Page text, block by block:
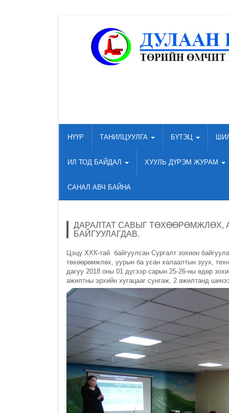
НҮҮР ТАНИЛЦУУЛГА БҮТЭЦ
ИЛ ТОД БАЙДАЛ ХУУЛЬ ДҮРЭМ ЖУРАМ
САНАЛ АВЧ БАЙНА
ДАРАЛТАТ САВЫГ ТӨХӨӨРӨМЖЛӨХ,
БАЙГУУЛАГДАВ.
Цэцү ХХК-тай байгуулсан Сургалт зохион
төхөөрөмжлөх, уурын ба усан халаалтын зуух,
дагуу 2018 оны 01 дүгээр сарын 25-26-ны өдөр
ажилтны эрхийн хугацааг сунгаж, 2 ажилтанд